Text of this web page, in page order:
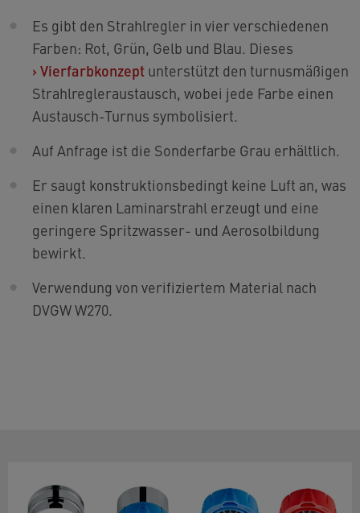
Es gibt den Strahlregler in vier verschiedenen
Farben: Rot, Grün, Gelb und Blau. Dieses
› Vierfarbkonzept unterstützt den turnusmäßigen
Strahlregleraustausch, wobei jede Farbe einen
Austausch-Turnus symbolisiert.
Auf Anfrage ist die Sonderfarbe Grau erhältlich.
Er saugt konstruktionsbedingt keine Luft an, was
einen klaren Laminarstrahl erzeugt und eine
geringere Spritzwasser- und Aerosolbildung
bewirkt.
Verwendung von verifiziertem Material nach
DVGW W270.